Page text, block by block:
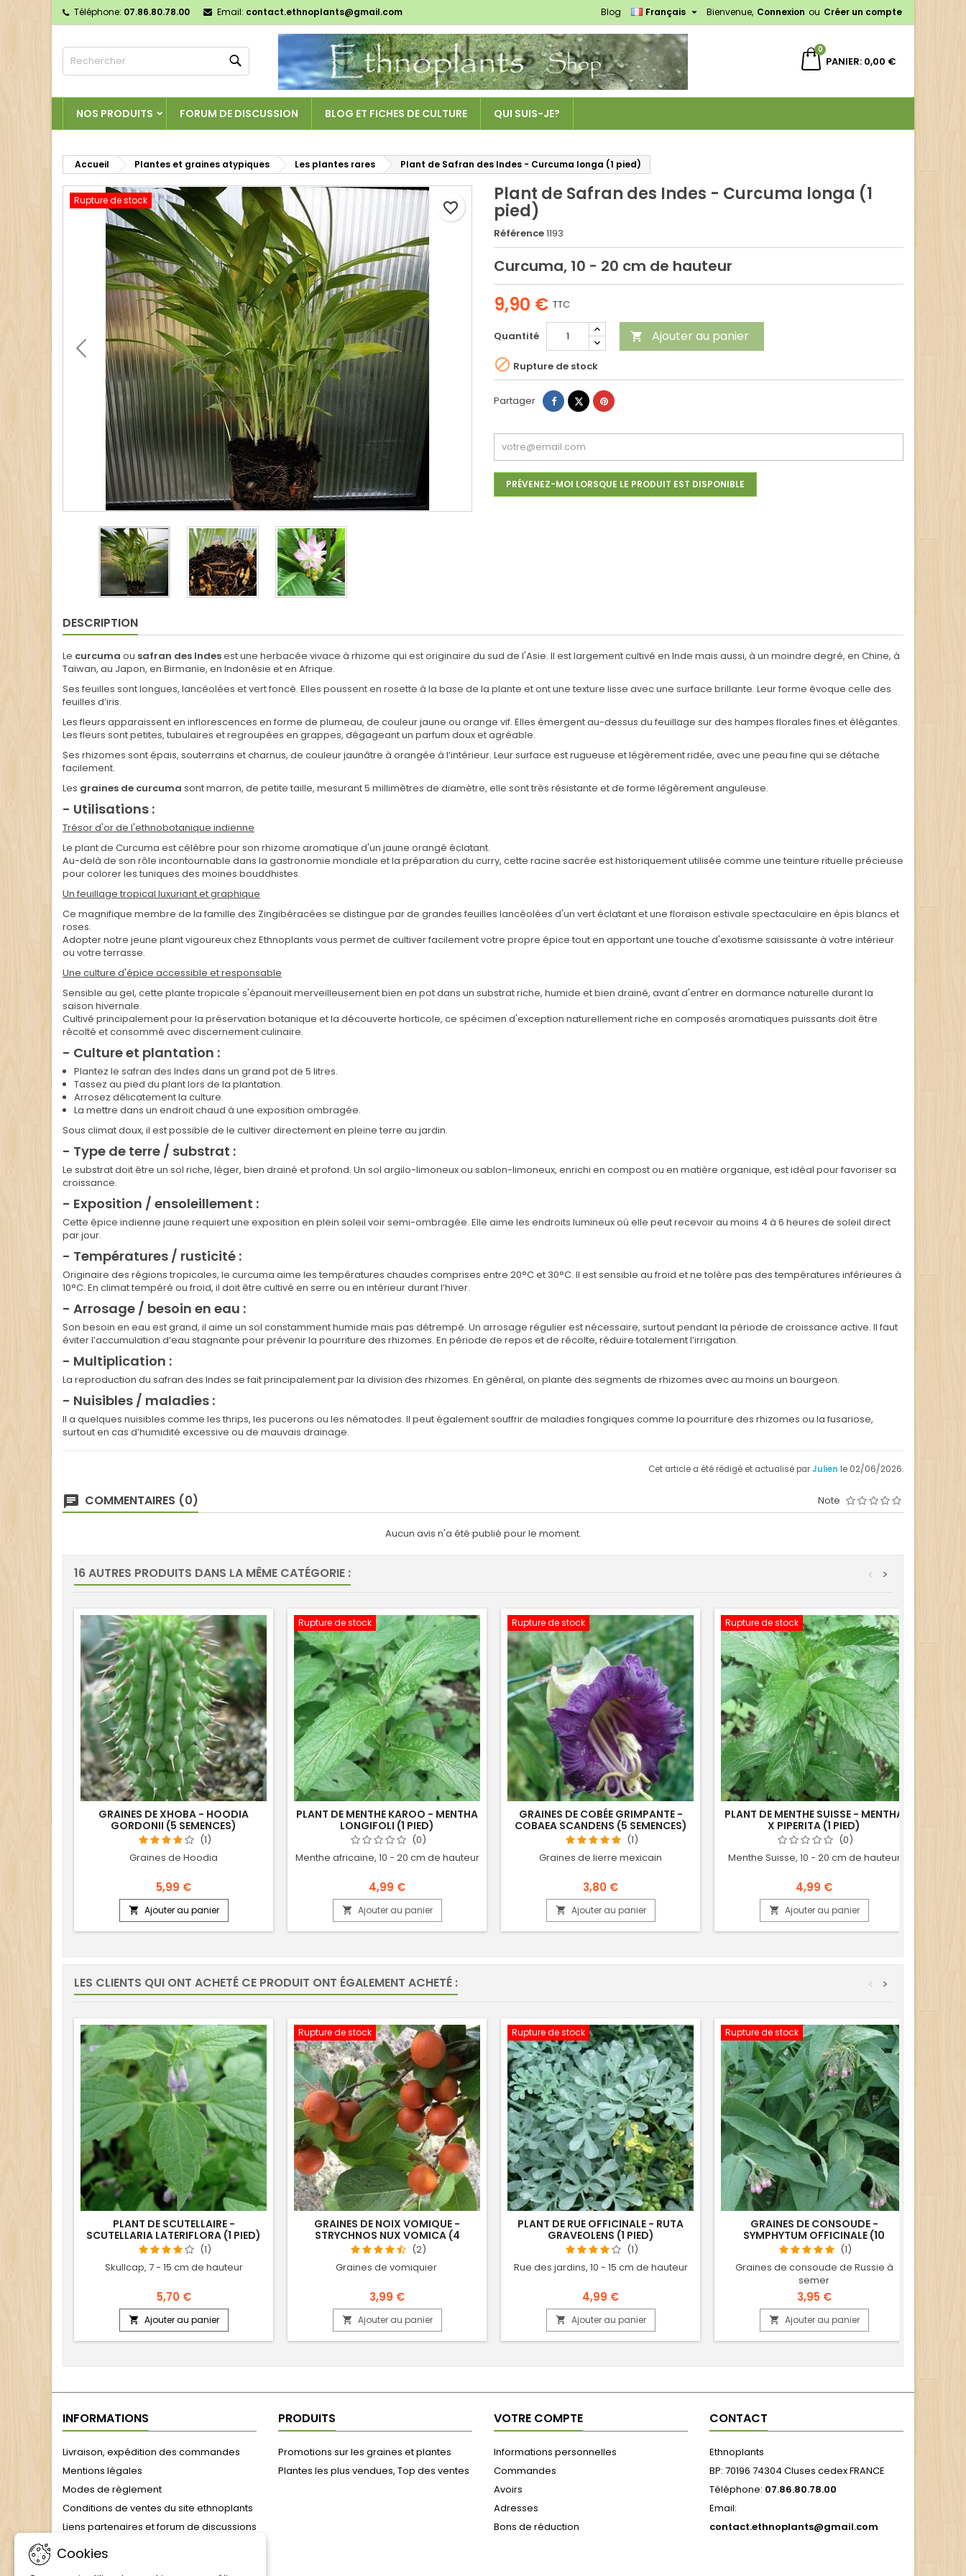
Téléphone: 07.86.80.78.00 Email: contact.ethnoplants@gmail.com Bienvenue, Connexion ou Créer un compte
Français 
Blog
PANIER
0
0,00 €
Rechercher
NOS PRODUITS FORUM DE DISCUSSION BLOG ET FICHES DE CULTURE QUI SUIS-JE?
Accueil Plantes et graines atypiques Les plantes rares Plant de Safran des Indes - Curcuma longa (1 pied)
Rupture de stock Plant de Safran des Indes - Curcuma longa (1
pied)
Référence1193
Curcuma, 10 - 20 cm de hauteur
9,90 € TTC
Quantité  Ajouter au panier
favorite_border
 Rupture de stock
Partager PartagerTweetPinterest
PRÉVENEZ-MOI LORSQUE LE PRODUIT EST DISPONIBLE
DESCRIPTION
Le curcuma ou safran des Indesest une herbacée vivace à rhizome qui est originaire du sud de l'Asie. Il est largement cultivé en Inde mais aussi, à un moindre degré, en Chine, à
Taïwan, au Japon, en Birmanie, en Indonésie et en Afrique.
Ses feuilles sont longues, lancéolées et vert foncé. Elles poussent en rosette à la base de la plante et ont une texture lisse avec une surface brillante. Leur forme évoque celle des
feuilles d’iris.
Les fleurs apparaissent en inflorescences en forme de plumeau, de couleur jaune ou orange vif. Elles émergent au-dessus du feuillage sur des hampes florales fines et élégantes.
Les fleurs sont petites, tubulaires et regroupées en grappes, dégageant un parfum doux et agréable.
Ses rhizomes sont épais, souterrains et charnus, de couleur jaunâtre à orangée à l’intérieur. Leur surface est rugueuse et légèrement ridée, avec une peau fine qui se détache
facilement.
Les graines de curcuma sont marron, de petite taille, mesurant 5 millimètres de diamètre, elle sont très résistante et de forme légèrement anguleuse.
- Utilisations :
Trésor d'or de l'ethnobotanique indienne
Le plant de Curcuma est célèbre pour son rhizome aromatique d'un jaune orangé éclatant.
Au-delà de son rôle incontournable dans la gastronomie mondiale et la préparation du curry, cette racine sacrée est historiquement utilisée comme une teinture rituelle précieuse
pour colorer les tuniques des moines bouddhistes.
Un feuillage tropical luxuriant et graphique
Ce magnifique membre de la famille des Zingibéracées se distingue par de grandes feuilles lancéolées d'un vert éclatant et une floraison estivale spectaculaire en épis blancs et
roses.
Adopter notre jeune plant vigoureux chez Ethnoplants vous permet de cultiver facilement votre propre épice tout en apportant une touche d'exotisme saisissante à votre intérieur
ou votre terrasse.
Une culture d'épice accessible et responsable
Sensible au gel, cette plante tropicale s'épanouit merveilleusement bien en pot dans un substrat riche, humide et bien drainé, avant d'entrer en dormance naturelle durant la
saison hivernale.
Cultivé principalement pour la préservation botanique et la découverte horticole, ce spécimen d'exception naturellement riche en composés aromatiques puissants doit être
récolté et consommé avec discernement culinaire.
- Culture et plantation :
Plantez le safran des Indes dans un grand pot de 5 litres.
Tassez au pied du plant lors de la plantation.
Arrosez délicatement la culture.
La mettre dans un endroit chaud à une exposition ombragée.
Sous climat doux, il est possible de le cultiver directement en pleine terre au jardin.
- Type de terre / substrat :
Le substrat doit être un sol riche, léger, bien drainé et profond. Un sol argilo-limoneux ou sablon-limoneux, enrichi en compost ou en matière organique, est idéal pour favoriser sa
croissance.
- Exposition / ensoleillement :
Cette épice indienne jaune requiert une exposition en plein soleil voir semi-ombragée. Elle aime les endroits lumineux où elle peut recevoir au moins 4 à 6 heures de soleil direct
par jour.
- Températures / rusticité :
Originaire des régions tropicales, le curcuma aime les températures chaudes comprises entre 20°C et 30°C. Il est sensible au froid et ne tolère pas des températures inférieures à
10°C. En climat tempéré ou froid, il doit être cultivé en serre ou en intérieur durant l’hiver.
- Arrosage / besoin en eau :
Son besoin en eau est grand, il aime un sol constamment humide mais pas détrempé. Un arrosage régulier est nécessaire, surtout pendant la période de croissance active. Il faut
éviter l’accumulation d’eau stagnante pour prévenir la pourriture des rhizomes. En période de repos et de récolte, réduire totalement l’irrigation.
- Multiplication :
La reproduction du safran des Indes se fait principalement par la division des rhizomes. En général, on plante des segments de rhizomes avec au moins un bourgeon.
- Nuisibles / maladies :
Il a quelques nuisibles comme les thrips, les pucerons ou les nématodes. Il peut également souffrir de maladies fongiques comme la pourriture des rhizomes ou la fusariose,
surtout en cas d’humidité excessive ou de mauvais drainage.
Cet article a été rédigé et actualisé parJulien le 02/06/2026.
COMMENTAIRES (0) Note
Aucun avis n'a été publié pour le moment.
16 AUTRES PRODUITS DANS LA MÊME CATÉGORIE : >
<
GRAINES DE XHOBA - HOODIA
GORDONII (5 SEMENCES)
(1)
Graines de Hoodia
5,99 €
 Ajouter au panier
Rupture de stock
PLANT DE MENTHE KAROO - MENTHA
LONGIFOLI (1 PIED)
(0)
Menthe africaine, 10 - 20 cm de hauteur
4,99 €
 Ajouter au panier
Rupture de stock
GRAINES DE COBÉE GRIMPANTE -
COBAEA SCANDENS (5 SEMENCES)
(1)
Graines de lierre mexicain
3,80 €
 Ajouter au panier
Rupture de stock
PLANT DE MENTHE SUISSE - MENTHA
X PIPERITA (1 PIED)
(0)
Menthe Suisse, 10 - 20 cm de hauteur
4,99 €
 Ajouter au panier
LES CLIENTS QUI ONT ACHETÉ CE PRODUIT ONT ÉGALEMENT ACHETÉ : >
<
PLANT DE SCUTELLAIRE -
SCUTELLARIA LATERIFLORA (1 PIED)
(1)
Skullcap, 7 - 15 cm de hauteur
5,70 €
 Ajouter au panier
Rupture de stock
GRAINES DE NOIX VOMIQUE -
STRYCHNOS NUX VOMICA (4
SEMENCES)(2)
Graines de vomiquier
3,99 €
 Ajouter au panier
Rupture de stock
PLANT DE RUE OFFICINALE - RUTA
GRAVEOLENS (1 PIED)
(1)
Rue des jardins, 10 - 15 cm de hauteur
4,99 €
 Ajouter au panier
Rupture de stock
GRAINES DE CONSOUDE -
SYMPHYTUM OFFICINALE (10
SEMENCES)(1)
Graines de consoude de Russie à
semer
3,95 €
 Ajouter au panier
INFORMATIONS
Livraison, expédition des commandes
Mentions légales
Modes de règlement
Conditions de ventes du site ethnoplants
Liens partenaires et forum de discussions
formulaire de rétractation
PRODUITS
Promotions sur les graines et plantes
Plantes les plus vendues, Top des ventes
VOTRE COMPTE
Informations personnelles
Commandes
Avoirs
Adresses
Bons de réduction
CONTACT
Ethnoplants
BP: 70196 74304 Cluses cedex FRANCE
Téléphone: 07.86.80.78.00
Email:
contact.ethnoplants@gmail.com
Mes listes d'envies ×
add_circle_outline Créer une nouvelle liste
Créer une liste d'envies ×
Nom de la liste d'envies
Annuler Créer une liste d'envies
Connexion ×
Vous devez être connecté pour ajouter des produits à votre liste
d'envies.
Cookies